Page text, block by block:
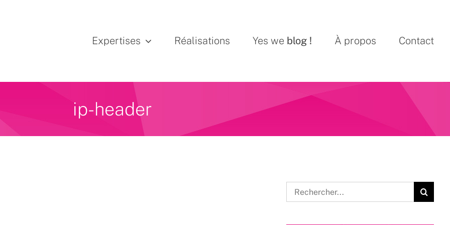
Expertises Réalisations Yes we blog ! À propos Contact
ip-header
Rechercher: